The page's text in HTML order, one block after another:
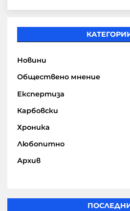
Новини
Обществено мнение
Експертиза
Карбовски
Хроника
Любопитно
Архив